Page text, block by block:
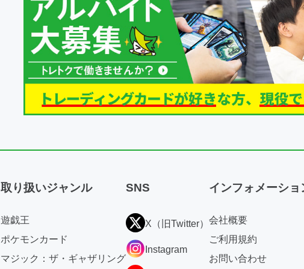
取り扱いジャンル
遊戯王
ポケモンカード
マジック：ザ・ギャザリング
SNS
X（旧Twitter）
Instagram
インフォメーショ
会社概要
ご利用規約
お問い合わせ